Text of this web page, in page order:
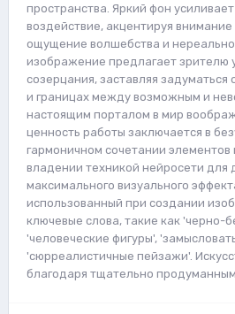
пространства. Яркий фон
воздействие, акцентируя
ощущение волшебства и
изображение предлагает зрителю
созерцания, заставляя
и границах между возможным и
настоящим порталом в мир
ценность работы заключается в
гармоничном сочетании элементов
владении техникой нейросети для
максимального визуального
использованный при создании
ключевые слова, такие как 'черно-
'человеческие фигуры',
'сюрреалистичные пейзажи'.
благодаря тщательно